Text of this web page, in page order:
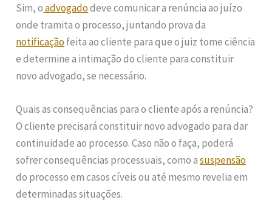
Sim, oadvogadodeve comunicar a renúncia ao juízo
onde tramita o processo, juntando prova da
notificaçãofeita ao cliente para que o juiz tome ciência
e determine a intimação do cliente para constituir
novo advogado, se necessário.
Quais as consequências para o cliente após a renúncia?
O cliente precisará constituir novo advogado para dar
continuidade ao processo. Caso não o faça, poderá
sofrer consequências processuais, como asuspensão
do processo em casos cíveis ou até mesmo revelia em
determinadas situações.